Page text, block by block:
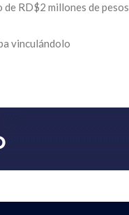
RD$2 millones de pesos
vinculándolo